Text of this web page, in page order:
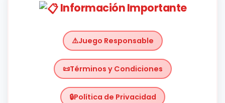
Información Importante
Juego Responsable
Términos y Condiciones
Política de Privacidad